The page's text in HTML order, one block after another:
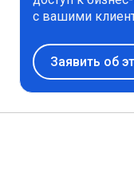
с вашими
Заявить об